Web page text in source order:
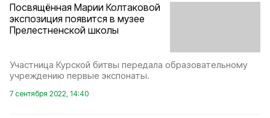
Посвящённая Марии Колтаковой
экспозиция появится в музее
Прелестненской школы
Участница Курской битвы передала образовательному
учреждению первые экспонаты.
7 сентября 2022, 14:40